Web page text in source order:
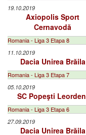
19.10.2019
Axiopolis Sport
Cernavodă
Romania - Liga 3 Etapa 8
11.10.2019
Dacia Unirea Brăila
Romania - Liga 3 Etapa 7
05.10.2019
SC Popeşti
Romania - Liga 3 Etapa 6
27.09.2019
Dacia Unirea Brăila